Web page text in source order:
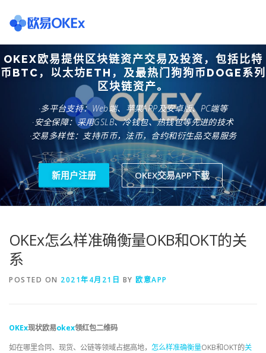
content
欧意交易所 关于欧意OKX 欧意APP下载 欧意注册网
欧意团队 欧意APP资讯 易欧APP下载
OKEX欧易提供区块链资产交易及投资，包括比特
币BTC，以太坊ETH，及最热门狗狗币DOGE系列
区块链资产。
·多平台支持：Web端、苹果APP及安卓版、PC端等
·安全保障：采用GSLB、冷钱包、热钱包等先进的技术
·交易多样性：支持币币，法币，合约和衍生品交易服务
新用户注册 OKEX交易APP下载
OKEx怎么样准确衡量OKB和OKT的关
系
POSTED ON 2021年4月21日 BY 欧意APP
OKEx现状欧易okex领红包二维码
如在哪里合同、现货、公链等领域占据高地， 怎么样准确衡量OKB和OKT的关